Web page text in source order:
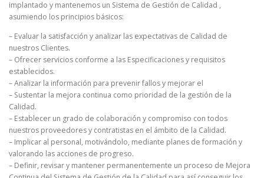
implantado y mantenemos un Sistema de Gestión de Calidad ,
asumiendo los principios básicos:
– Evaluar la satisfacción y analizar las expectativas de Calidad de
nuestros Clientes.
– Ofrecer servicios conforme a las Especificaciones y requisitos
establecidos.
– Analizar la información para prevenir fallos y mejorar el
– Sustentar la mejora continua como prioridad de la gestión de la
Calidad.
– Establecer un grado de colaboración y compromiso con todos
nuestros proveedores y contratistas en el ámbito de la Calidad.
– Implicar al personal, motivándolo, mediante planes de formación y
valorando las acciones de progreso.
– Definir, revisar y mantener permanentemente un proceso de Mejora